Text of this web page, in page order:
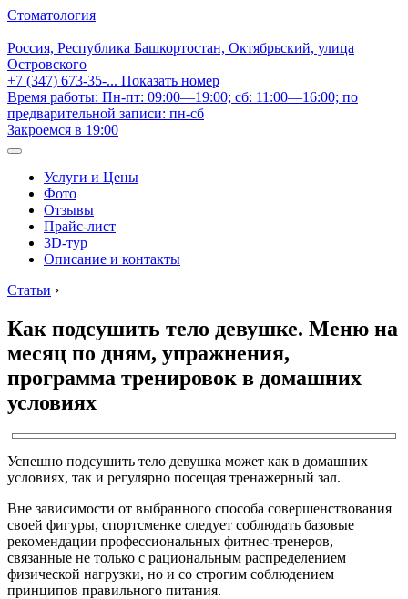
Стоматология
Россия, Республика Башкортостан, Октябрьский, улица
Островского
+7 (347) 673-35-... Показать номер
Время работы: Пн-пт: 09:00—19:00; сб: 11:00—16:00; по
предварительной записи: пн-сб
Закроемся в 19:00
Услуги и Цены
Фото
Отзывы
Прайс-лист
3D-тур
Описание и контакты
Статьи ›
Как подсушить тело девушке. Меню на
месяц по дням, упражнения,
программа тренировок в домашних
условиях
Успешно подсушить тело девушка может как в домашних
условиях, так и регулярно посещая тренажерный зал.
Вне зависимости от выбранного способа совершенствования
своей фигуры, спортсменке следует соблюдать базовые
рекомендации профессиональных фитнес-тренеров,
связанные не только с рациональным распределением
физической нагрузки, но и со строгим соблюдением
принципов правильного питания.